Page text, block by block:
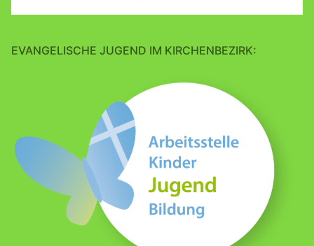
EVANGELISCHE JUGEND IM KIRCHENBEZIRK: